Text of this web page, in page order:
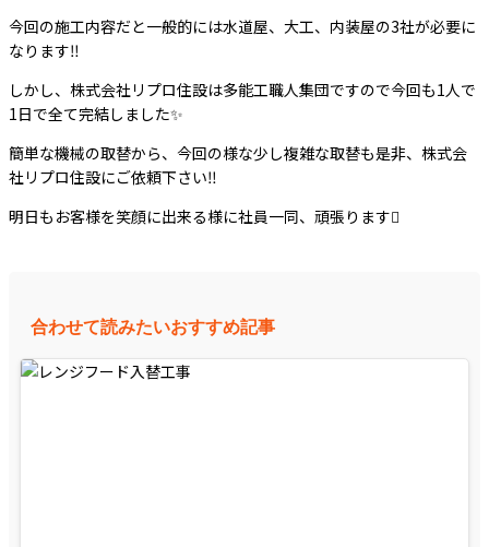
今回の施工内容だと一般的には水道屋、大工、内装屋の3社が必要に
なります‼️
しかし、株式会社リプロ住設は多能工職人集団ですので今回も1人で
1日で全て完結しました✨
簡単な機械の取替から、今回の様な少し複雑な取替も是非、株式会
社リプロ住設にご依頼下さい‼️
明日もお客様を笑顔に出来る様に社員一同、頑張ります
合わせて読みたいおすすめ記事